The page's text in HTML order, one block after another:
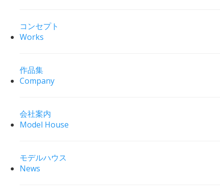
コンセプト
Works
作品集
Company
会社案内
Model House
モデルハウス
News